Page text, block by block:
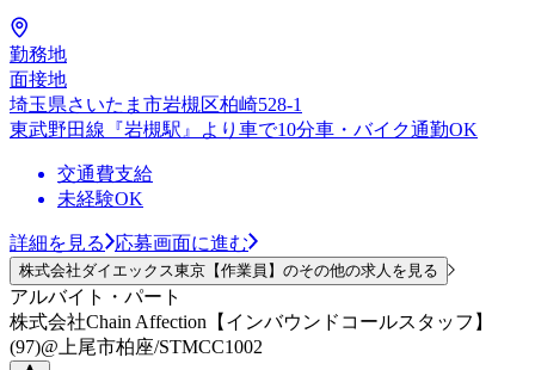
勤務地
面接地
埼玉県さいたま市岩槻区柏崎528-1
東武野田線『岩槻駅』より車で10分車・バイク通勤OK
交通費支給
未経験OK
詳細を見る 応募画面に進む
株式会社ダイエックス東京【作業員】のその他の求人を見る
アルバイト・パート
株式会社Chain Affection【インバウンドコールスタッフ】
(97)@上尾市柏座/STMCC1002